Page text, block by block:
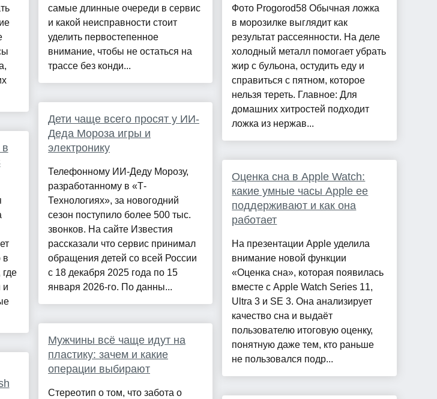
в
и
самые длинные очереди в сервис
и какой неисправности стоит
уделить первостепенное
внимание, чтобы не остаться на
трассе без конди...
Дети чаще всего просят у ИИ-
Деда Мороза игры и
электронику
Телефонному ИИ-Деду Морозу,
разработанному в «Т-
Технологиях», за новогодний
сезон поступило более 500 тыс.
звонков. На сайте Известия
рассказали что сервис принимал
обращения детей со всей России
с 18 декабря 2025 года по 15
января 2026-го. По данны...
Мужчины всё чаще идут на
пластику: зачем и какие
операции выбирают
Стереотип о том, что забота о
Фото Progorod58 Обычная ложка
в морозилке выглядит как
результат рассеянности. На деле
холодный металл помогает убрать
жир с бульона, остудить еду и
справиться с пятном, которое
нельзя тереть. Главное: Для
домашних хитростей подходит
ложка из нержав...
Оценка сна в Apple Watch:
какие умные часы Apple ее
поддерживают и как она
работает
На презентации Apple уделила
внимание новой функции
«Оценка сна», которая появилась
вместе с Apple Watch Series 11,
Ultra 3 и SE 3. Она анализирует
качество сна и выдаёт
пользователю итоговую оценку,
понятную даже тем, кто раньше
не пользовался подр...